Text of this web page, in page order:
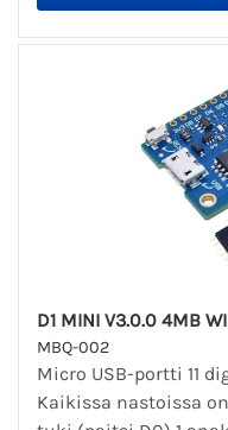
D1 MINI V3.0.0 4MB
MBQ-002
Micro USB-portti 11
Kaikissa nastoissa